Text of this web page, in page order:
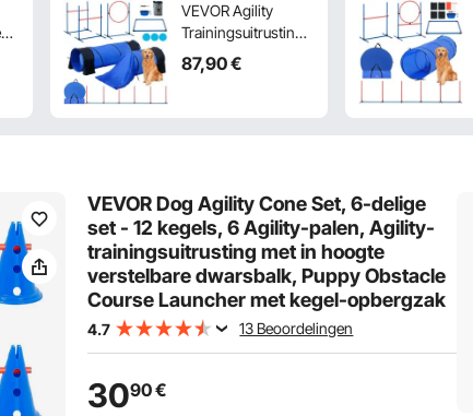
3
VEVOR Agility
Trainingsuitrusting
voor Honden, 7-
delige Set met
Frisbees, Fluitje,
Opvouwbare
Voerbak, Puppy
Hindernisbaanset
met 3 Tassen
87,90€
VEVOR Dog Agility Cone Set, 6-delige
set - 12 kegels, 6 Agility-palen, Agility-
trainingsuitrusting met in hoogte
verstelbare dwarsbalk, Puppy Obstacle
Course Launcher met kegel-opbergzak
4.7 13 Beoordelingen
3090€